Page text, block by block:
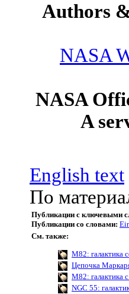
Authors
NASA
NASA
A
English text
По
Публикации с ключевыми
Публикации со словами:
См. также:
M82: галактика
Цепочка
M82: галактика
NGC 55: